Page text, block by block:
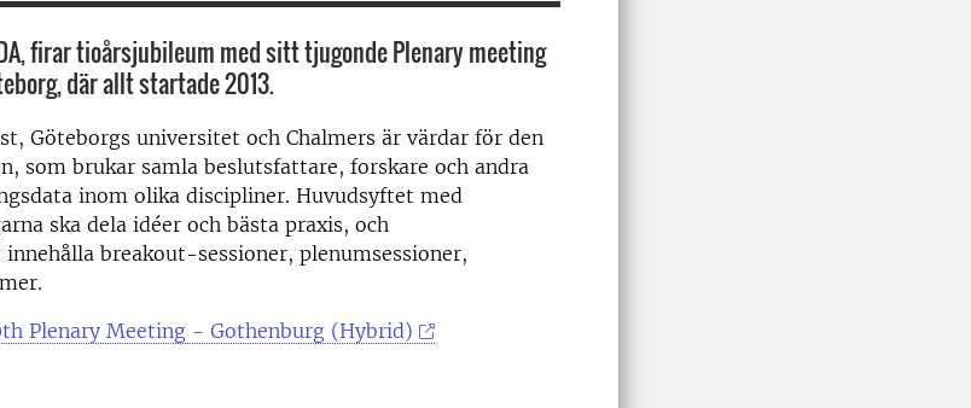
firar tioårsjubileum med sitt tjugonde Plenary meeting
där allt startade 2013.
Göteborgs universitet och Chalmers är värdar för den
som brukar samla beslutsfattare, forskare och andra
inom olika discipliner. Huvudsyftet med
ska dela idéer och bästa praxis, och
breakout-sessioner, plenumsessioner,
Plenary Meeting - Gothenburg (Hybrid)